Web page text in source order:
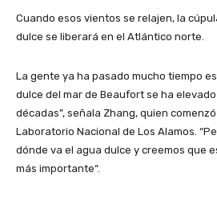
Cuando esos vientos se relajen, la
dulce se liberará en el Atlántico norte.
La gente ya ha pasado mucho tiempo
dulce del mar de Beaufort se ha
décadas”, señala Zhang, quien
Laboratorio Nacional de Los Alamos.
dónde va el agua dulce y creemos que
más importante“.